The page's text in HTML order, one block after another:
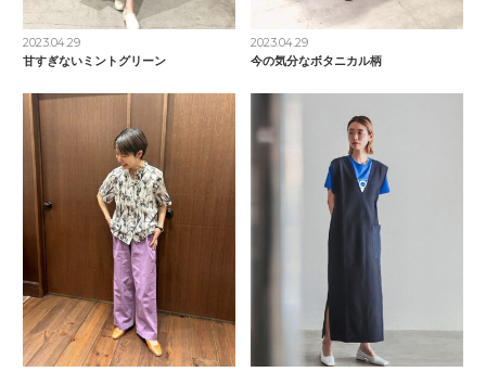
2023.04.29
甘すぎないミントグリーン
2023.04.29
今の気分なボタニカル柄